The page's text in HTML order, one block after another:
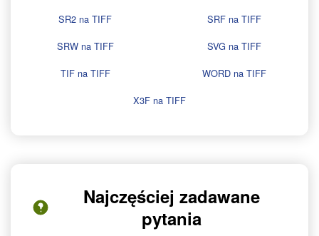
SR2 na TIFF
SRF na TIFF
SRW na TIFF
SVG na TIFF
TIF na TIFF
WORD na TIFF
X3F na TIFF
Najczęściej zadawane
pytania